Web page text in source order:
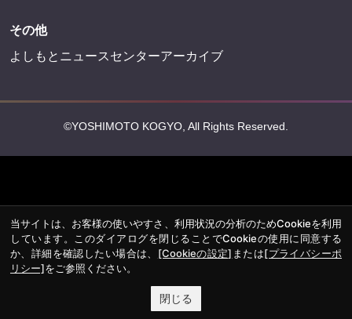
その他
よしもとニュースセンターアーカイブ
©YOSHIMOTO KOGYO, All Rights Reserved.
当サイトは、お客様の使いやすさ、利用状況の分析のためCookieを利用
しています。このダイアログを閉じることでCookieの使用に同意する
か、詳細を確認したい場合は、 [Cookieの設定] または[プライバシーポ
リシー]をご参照ください。
閉じる